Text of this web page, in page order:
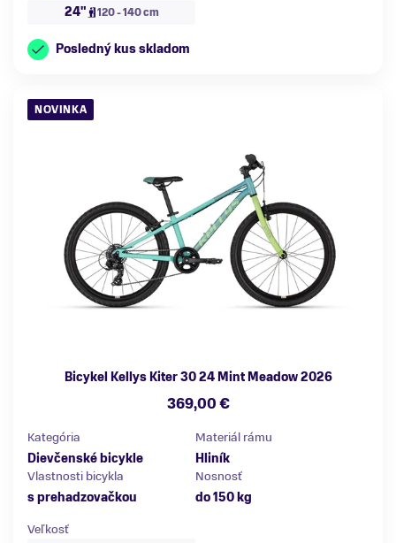
24"
120 - 140 cm
Posledný kus skladom
NOVINKA
Bicykel Kellys Kiter 30 24 Mint Meadow 2026
369,00 €
Kategória
Dievčenské bicykle
Materiál rámu
Hliník
Vlastnosti bicykla
s prehadzovačkou
Nosnosť
do 150 kg
Veľkosť